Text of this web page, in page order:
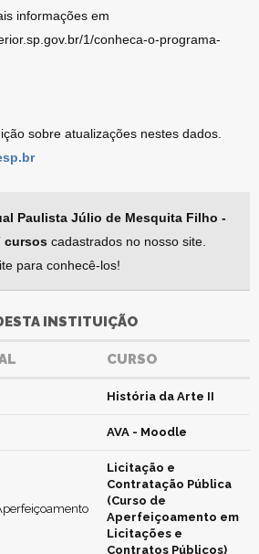
informações em
1/conheca-o-programa-
sobre atualizações nestes dados.
Paulista Júlio de Mesquita Filho -
cursos cadastrados no nosso site.
para conhecê-los!
INSTITUIÇÃO
CURSO
História da Arte II
AVA - Moodle
Licitação e
Contratação Pública
(Curso de
Aperfeiçoamento em
Licitações e
Contratos Públicos)